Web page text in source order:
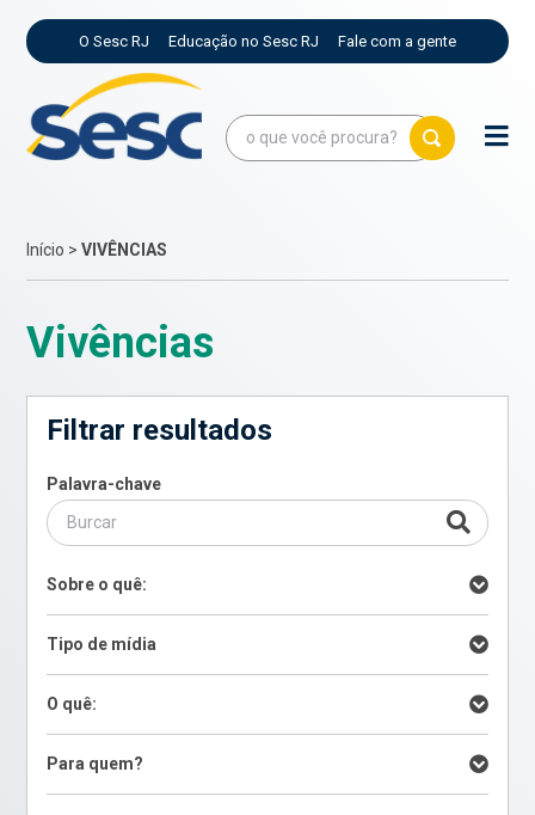
O Sesc RJ Educação no Sesc RJ Fale com a gente
Início >VIVÊNCIAS
Vivências
Filtrar resultados
Palavra-chave
Sobre o quê:
Tipo de mídia
O quê:
Para quem?